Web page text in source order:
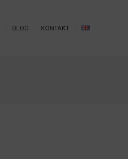
BLOG KONTAKT